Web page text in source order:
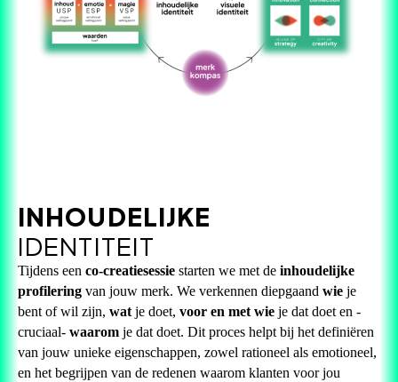
INHOUDELIJKE
IDENTITEIT
Tijdens een co-creatiesessie starten we met de inhoudelijke
profilering van jouw merk. We verkennen diepgaand wie je
bent of wil zijn, wat je doet, voor en met wie je dat doet en -
cruciaal- waarom je dat doet. Dit proces helpt bij het definiëren
van jouw unieke eigenschappen, zowel rationeel als emotioneel,
en het begrijpen van de redenen waarom klanten voor jou